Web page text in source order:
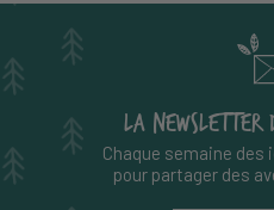
LA NEWSLETTER
Chaque semaine des
pour partager des